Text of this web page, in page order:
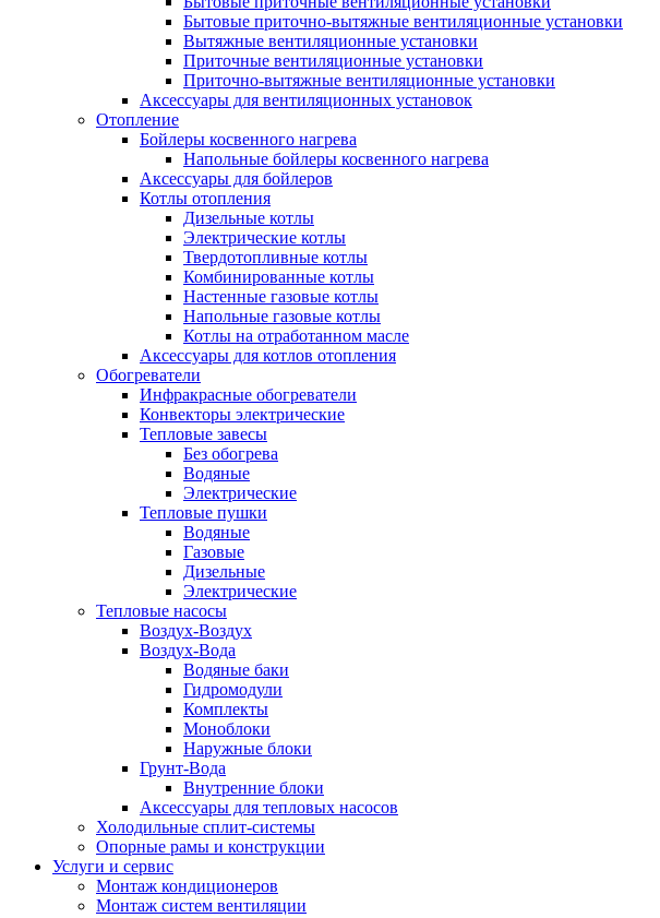
Бытовые приточно-вытяжные вентиляционные установки
Вытяжные вентиляционные установки
Приточные вентиляционные установки
Приточно-вытяжные вентиляционные установки
Аксессуары для вентиляционных установок
Отопление
Бойлеры косвенного нагрева
Напольные бойлеры косвенного нагрева
Аксессуары для бойлеров
Котлы отопления
Дизельные котлы
Электрические котлы
Твердотопливные котлы
Комбинированные котлы
Настенные газовые котлы
Напольные газовые котлы
Котлы на отработанном масле
Аксессуары для котлов отопления
Обогреватели
Инфракрасные обогреватели
Конвекторы электрические
Тепловые завесы
Без обогрева
Водяные
Электрические
Тепловые пушки
Водяные
Газовые
Дизельные
Электрические
Тепловые насосы
Воздух-Воздух
Воздух-Вода
Водяные баки
Гидромодули
Комплекты
Моноблоки
Наружные блоки
Грунт-Вода
Внутренние блоки
Аксессуары для тепловых насосов
Холодильные сплит-системы
Опорные рамы и конструкции
Услуги и сервис
Монтаж кондиционеров
Монтаж систем вентиляции